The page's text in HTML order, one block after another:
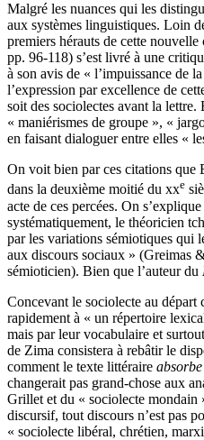
Malgré les nuances qui les
aux systèmes linguistiques. Loin
premiers hérauts de cette
pp. 96-118) s’est livré à une
à son avis de « l’impuissance de
l’expression par excellence de
soit des sociolectes avant la
« maniérismes de groupe », «
en faisant dialoguer entre elles «
On voit bien par ces citations que
dans la deuxième moitié du xxe
acte de ces percées. On
systématiquement, le théoricien
par les variations sémiotiques qui
aux discours sociaux » (Greimas
sémioticien). Bien que l’auteur du
Concevant le sociolecte au
rapidement à « un répertoire
mais par leur vocabulaire et
de Zima consistera à rebâtir le
comment le texte littéraire absorbe
changerait pas grand-chose aux
Grillet et du « sociolecte mondain
discursif, tout discours n’est pas
« sociolecte libéral, chrétien,